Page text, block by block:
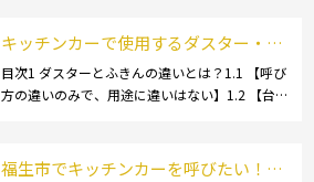
ルメイベントが催されています。 開業前にキ
キッチンカーで使用するダスター・ふ
きんの選び方とは？おすすめ商品3選
も紹介！
目次1 ダスターとふきんの違いとは？1.1 【呼び
方の違いのみで、用途に違いはない】1.2 【台
特徴2.1 【綿】2.2 【マイクロ […]
福生市でキッチンカーを呼びたい！派